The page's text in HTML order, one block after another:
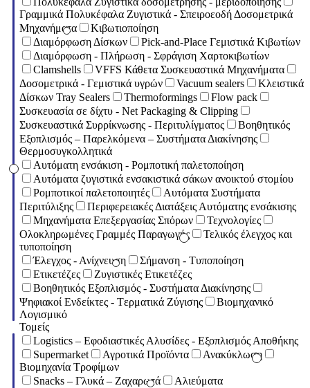
Γραμμικά Πολυκέφαλα Ζυγιστικά - Σπειροεοδή Δοσομετρικά
Μηχανήματα
Κιβωτιοποίηση
Διαμόρφωση Δίσκων
Pick-and-Place Γεμιστικά Κιβωτίων
Διαμόρφωση - Πλήρωση - Σφράγιση Χαρτοκιβωτίων
Clamshells
VFFS Κάθετα Συσκευαστικά Μηχανήματα
Δοσομετρικά - Γεμιστικά υγρών
Vacuum sealers
Κλειστικά
Δίσκων Tray Sealers
Thermoformings
Flow pack
Συσκευασία σε δίχτυ - Net Packaging & Clipping
Συσκευαστικά Συρρίκνωσης - Περιτυλίγματος
Βοηθητικός
Εξοπλισμός – Παρελκόμενα – Συστήματα Διακίνησης
Θερμοσυγκολλητικά
Αυτόματη ενσάκιση - Ρομποτική παλετοποίηση
Αυτόματα ζυγιστικά ενσακιστικά σάκων ανοικτού στομίου
Ρομποτικοί παλετοποιητές
Αυτόματα Συστήματα
Περιτύλιξης
Περιφερειακές Διατάξεις Αυτόματης ενσάκισης
Μηχανήματα Επεξεργασίας Σπόρων
Τεχνολογίες
Ολοκληρωμένες Γραμμές Παραγωγής
Τελικός έλεγχος και
τυποποίηση
Έλεγχος - Ανίχνευση
Σήμανση - Τυποποίηση
Ετικετέζες
Ζυγιστικές Ετικετέζες
Βοηθητικός Εξοπλισμός - Συστήματα Διακίνησης
Ψηφιακοί Ενδείκτες - Tερματικά Ζύγισης
Βιομηχανικό
Λογισμικό
Τομείς
Logistics – Εφοδιαστικές Αλυσίδες - Εξοπλισμός Αποθήκης
Supermarket
Αγροτικά Προϊόντα
Ανακύκλωση
Βιομηχανία Τροφίμων
Snacks – Γλυκά – Ζαχαρωτά
Αλιεύματα